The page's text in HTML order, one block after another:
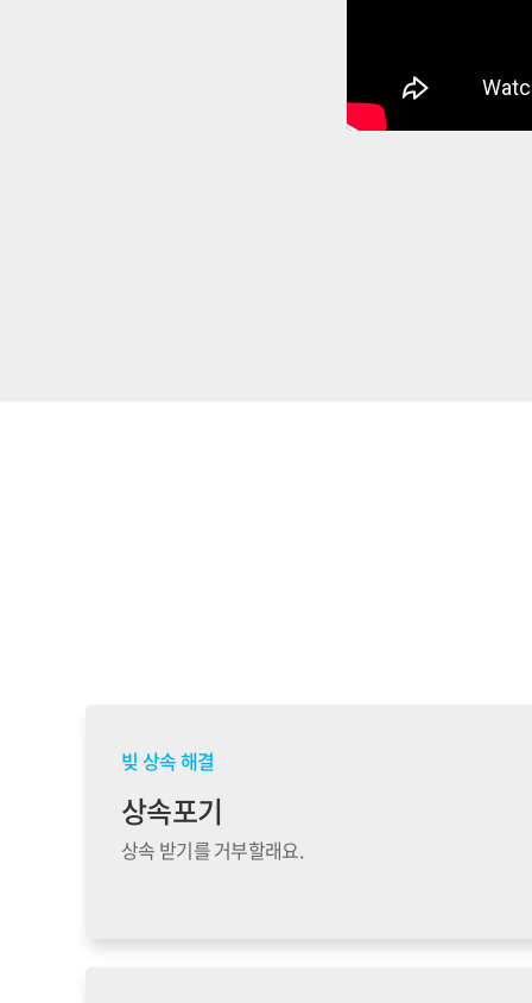
빚 상속 해결
상속포기
상속 받기를 거부할래요.